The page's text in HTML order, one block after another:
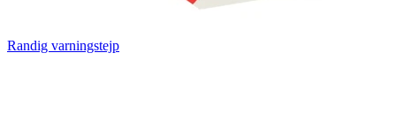
Randig varningstejp